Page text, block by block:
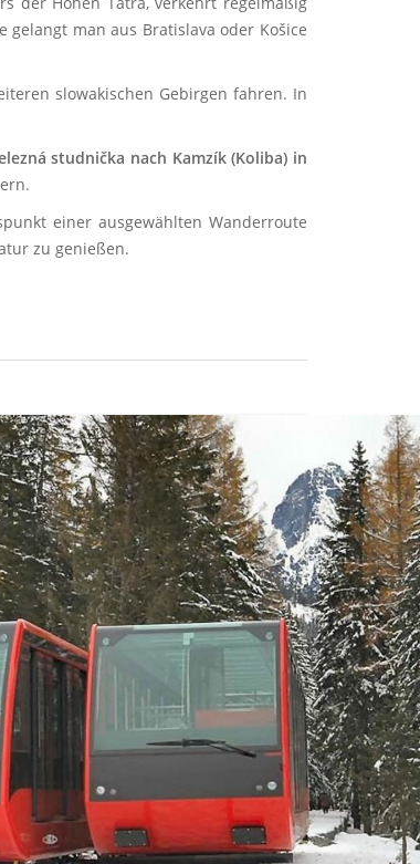
man aus Bratislava oder Košice
slowakischen Gebirgen fahren. In
studnička nach Kamzík (Koliba) in
einer ausgewählten Wanderroute
zu genießen.